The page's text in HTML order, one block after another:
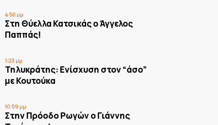
4:50 μμ
Στη Θύελλα Κατσικάς ο Άγγελος
Παππάς!
1:23 μμ
Τηλυκράτης: Ενίσχυση στον “άσο”
με Κουτούκα
10:59 μμ
Στην Πρόοδο Ρωγών ο Γιάννης